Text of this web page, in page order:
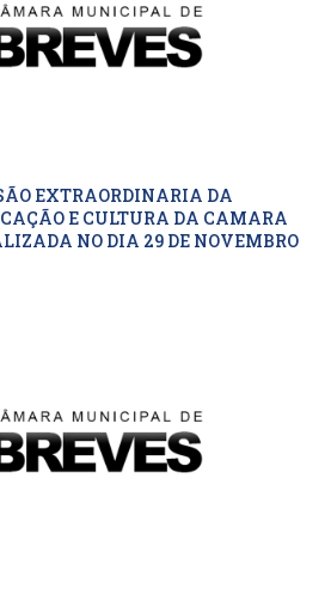
EXTRAORDINARIA DA
E CULTURA DA CAMARA
NO DIA 29 DE NOVEMBRO